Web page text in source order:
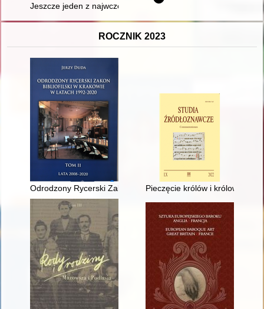
Jeszcze jeden z najwcześniejszych artykułów o skautingu
ROCZNIK 2023
Odrodzony Rycerski Zakon Bibliofilski w Krakowie w latach
Pieczęcie królów i królowych